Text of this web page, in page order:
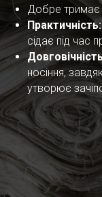
Добре
Практичність:
сідає під час
носіння,
утворює